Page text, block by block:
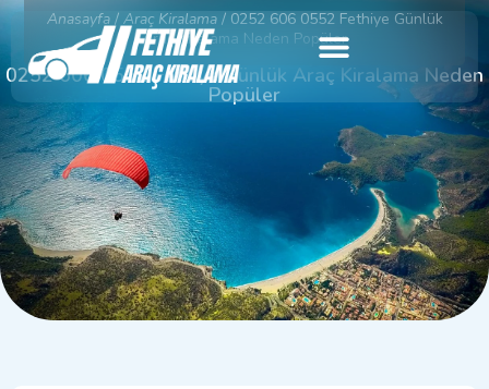
Anasayfa/ Araç Kiralama/ 0252 606 0552 Fethiye Günlük
Araç Kiralama Neden Popüler
0252 606 0552 Fethiye Günlük Araç Kiralama Neden
Popüler